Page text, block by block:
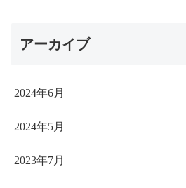
アーカイブ
2024年6月
2024年5月
2023年7月